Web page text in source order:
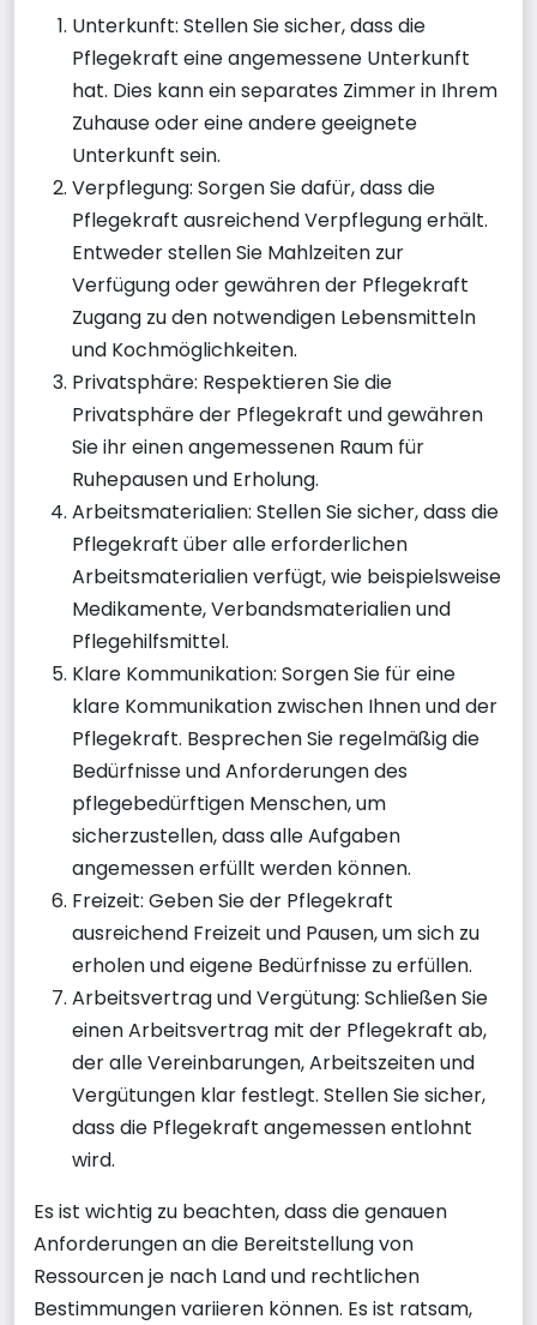
Unterkunft: Stellen Sie sicher, dass die
Pflegekraft eine angemessene Unterkunft
hat. Dies kann ein separates Zimmer in Ihrem
Zuhause oder eine andere geeignete
Unterkunft sein.
Verpflegung: Sorgen Sie dafür, dass die
Pflegekraft ausreichend Verpflegung erhält.
Entweder stellen Sie Mahlzeiten zur
Verfügung oder gewähren der Pflegekraft
Zugang zu den notwendigen Lebensmitteln
und Kochmöglichkeiten.
Privatsphäre: Respektieren Sie die
Privatsphäre der Pflegekraft und gewähren
Sie ihr einen angemessenen Raum für
Ruhepausen und Erholung.
Arbeitsmaterialien: Stellen Sie sicher, dass die
Pflegekraft über alle erforderlichen
Arbeitsmaterialien verfügt, wie beispielsweise
Medikamente, Verbandsmaterialien und
Pflegehilfsmittel.
Klare Kommunikation: Sorgen Sie für eine
klare Kommunikation zwischen Ihnen und der
Pflegekraft. Besprechen Sie regelmäßig die
Bedürfnisse und Anforderungen des
pflegebedürftigen Menschen, um
sicherzustellen, dass alle Aufgaben
angemessen erfüllt werden können.
Freizeit: Geben Sie der Pflegekraft
ausreichend Freizeit und Pausen, um sich zu
erholen und eigene Bedürfnisse zu erfüllen.
Arbeitsvertrag und Vergütung: Schließen Sie
einen Arbeitsvertrag mit der Pflegekraft ab,
der alle Vereinbarungen, Arbeitszeiten und
Vergütungen klar festlegt. Stellen Sie sicher,
dass die Pflegekraft angemessen entlohnt
wird.
Es ist wichtig zu beachten, dass die genauen
Anforderungen an die Bereitstellung von
Ressourcen je nach Land und rechtlichen
Bestimmungen variieren können. Es ist ratsam,